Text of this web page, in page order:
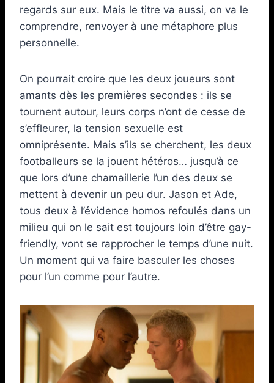
regards sur eux. Mais le titre va aussi, on va le
comprendre, renvoyer à une métaphore plus
personnelle.
On pourrait croire que les deux joueurs sont
amants dès les premières secondes : ils se
tournent autour, leurs corps n’ont de cesse de
s’effleurer, la tension sexuelle est
omniprésente. Mais s’ils se cherchent, les deux
footballeurs se la jouent hétéros… jusqu’à ce
que lors d’une chamaillerie l’un des deux se
mettent à devenir un peu dur. Jason et Ade,
tous deux à l’évidence homos refoulés dans un
milieu qui on le sait est toujours loin d’être gay-
friendly, vont se rapprocher le temps d’une nuit.
Un moment qui va faire basculer les choses
pour l’un comme pour l’autre.